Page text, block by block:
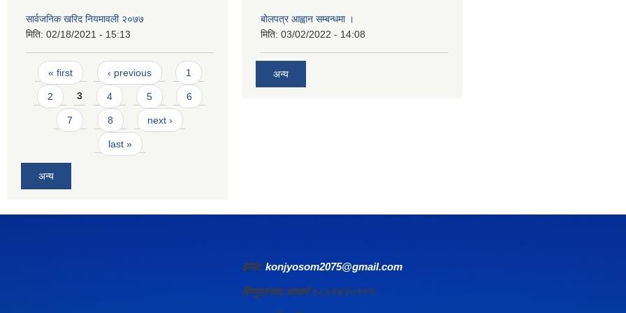
सार्वजनिक खरिद नियमावली २०७७
मिति: 02/18/2021 - 15:13
Pages
« first ‹ previous 1
2 3 4 5 6
7 8 next ›
last »
अन्य
बोलपत्र आह्वान सम्बन्धमा ।
मिति: 03/02/2022 - 14:08
अन्य
इमेल: konjyosom2075@gmail.com
विष्णुप्रसाद आचार्य ९८५१४२०१११